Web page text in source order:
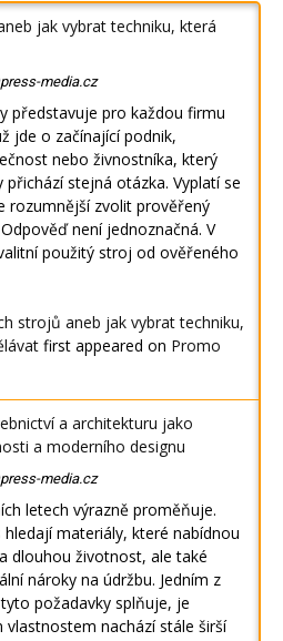
jak vybrat techniku, která
media.cz
představuje pro každou firmu
jde o začínající podnik,
nebo živnostníka, který
stejná otázka. Vyplatí se
rozumnější zvolit prověřený
není jednoznačná. V
použitý stroj od ověřeného
strojů aneb jak vybrat techniku,
first appeared on Promo
a architekturu jako
a moderního designu
media.cz
letech výrazně proměňuje.
materiály, které nabídnou
dlouhou životnost, ale také
nároky na údržbu. Jedním z
požadavky splňuje, je
vlastnostem nachází stále širší